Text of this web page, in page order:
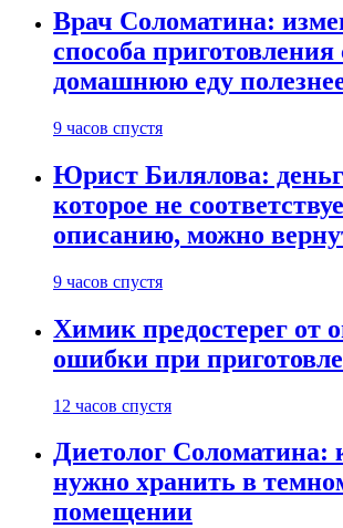
Врач Соломатина:
способа приготовления
домашнюю еду
9 часов спустя
Юрист Билялова:
которое не
описанию, можно
9 часов спустя
Химик предостерег от
ошибки при
12 часов спустя
Диетолог Соломатина:
нужно хранить в
помещении